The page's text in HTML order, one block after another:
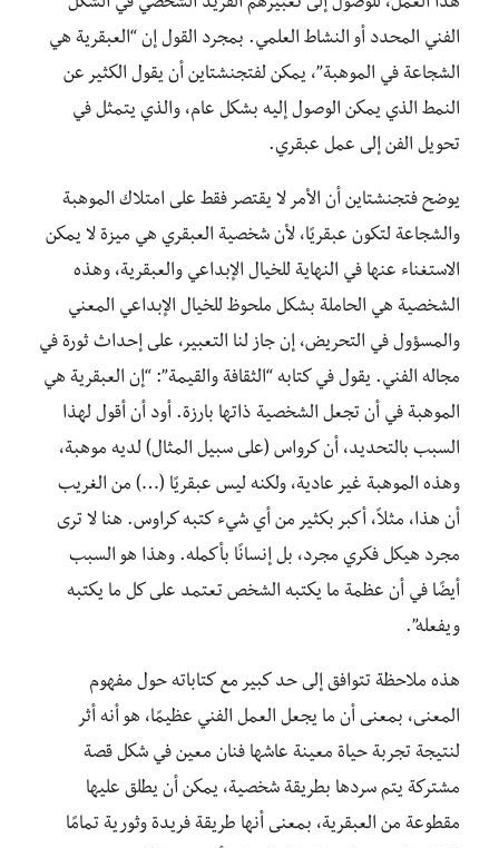
الفني المحدد أو النشاط العلمي. بمجرد القول إن “العبقرية هي
الشجاعة في الموهبة”، يمكن لفتجنشتاين أن يقول الكثير عن
النمط الذي يمكن الوصول إليه بشكل عام، والذي يتمثل في
تحويل الفن إلى عمل عبقري.
يوضح فتجنشتاين أن الأمر لا يقتصر فقط على امتلاك الموهبة
والشجاعة لتكون عبقريًا، لأن شخصية العبقري هي ميزة لا يمكن
الاستغناء عنها في النهاية للخيال الإبداعي والعبقرية، وهذه
الشخصية هي الحاملة بشكل ملحوظ للخيال الإبداعي المعني
والمسؤول في التحريض، إن جاز لنا التعبير، على إحداث ثورة في
مجاله الفني. يقول في كتابه “الثقافة والقيمة”: “إن العبقرية هي
الموهبة في أن تجعل الشخصية ذاتها بارزة. أود أن أقول لهذا
السبب بالتحديد، أن كرواس (على سبيل المثال) لديه موهبة،
وهذه الموهبة غير عادية، ولكنه ليس عبقريًا (…) من الغريب
أن هذا، مثلاً، أكبر بكثير من أي شيء كتبه كراوس. هنا لا ترى
مجرد هيكل فكري مجرد، بل إنسانًا بأكمله. وهذا هو السبب
أيضًا في أن عظمة ما يكتبه الشخص تعتمد على كل ما يكتبه
ويفعله”.
هذه ملاحظة تتوافق إلى حد كبير مع كتاباته حول مفهوم
المعنى، بمعنى أن ما يجعل العمل الفني عظيمًا، هو أنه أثر
لنتيجة تجربة حياة معينة عاشها فنان معين في شكل قصة
مشتركة يتم سردها بطريقة شخصية، يمكن أن يطلق عليها
مقطوعة من العبقرية، بمعنى أنها طريقة فريدة وثورية تمامًا